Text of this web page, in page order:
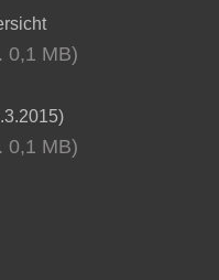
0,1 MB)
0,1 MB)